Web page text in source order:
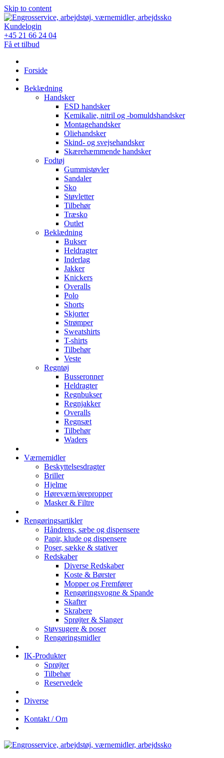
Skip to content
Kundelogin
+45 21 66 24 04
Få et tilbud
Forside
Beklædning
Handsker
ESD handsker
Kemikalie, nitril og -bomuldshandsker
Montagehandsker
Oliehandsker
Skind- og svejsehandsker
Skærehæmmende handsker
Fodtøj
Gummistøvler
Sandaler
Sko
Støvletter
Tilbehør
Træsko
Outlet
Beklædning
Bukser
Heldragter
Inderlag
Jakker
Knickers
Overalls
Polo
Shorts
Skjorter
Strømper
Sweatshirts
T-shirts
Tilbehør
Veste
Regntøj
Busseronner
Heldragter
Regnbukser
Regnjakker
Overalls
Regnsæt
Tilbehør
Waders
Værnemidler
Beskyttelsesdragter
Briller
Hjelme
Høreværn/ørepropper
Masker & Filtre
Rengøringsartikler
Håndrens, sæbe og dispensere
Papir, klude og dispensere
Poser, sække & stativer
Redskaber
Diverse Redskaber
Koste & Børster
Mopper og Fremfører
Rengøringsvogne & Spande
Skafter
Skrabere
Sprøjter & Slanger
Støvsugere & poser
Rengøringsmidler
IK-Produkter
Sprøjter
Tilbehør
Reservedele
Diverse
Kontakt / Om